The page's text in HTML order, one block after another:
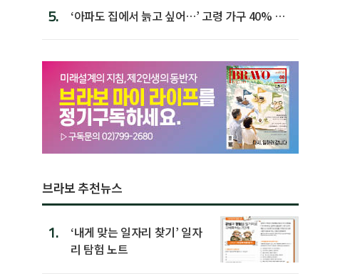
5.
‘아파도 집에서 늙고 싶어…’ 고령 가구 40% 노
브라보 추천뉴스
1.
‘내게 맞는 일자리 찾기’ 일자
리 탐험 노트